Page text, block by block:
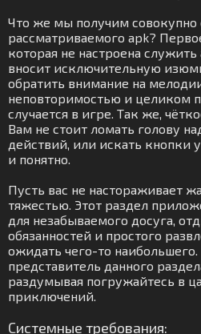
Что же мы получим совокупно
рассматриваемого apk?
которая не настроена
вносит исключительную
обратить внимание на
неповторимостью и целиком
случается в игре. Так же,
Вам не стоит ломать голову
действий, или искать кнопки
и понятно.
Пусть вас не настораживает
тяжестью. Этот раздел
для незабываемого досуга,
обязанностей и простого
ожидать чего-то
представитель данного
раздумывая погружайтесь в
приключений.
Системные требования: